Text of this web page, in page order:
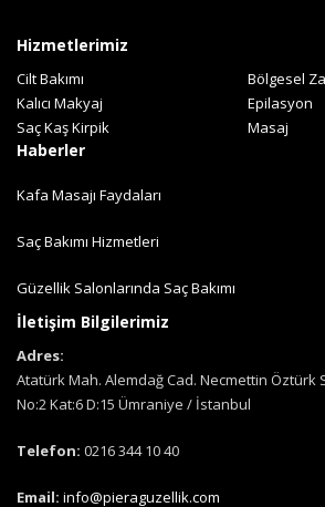
Hizmetlerimiz
Cilt Bakımı
Bölgesel
Kalıcı Makyaj
Epilasyon
Saç Kaş Kirpik
Masaj
Haberler
Kafa Masajı Faydaları
Saç Bakımı Hizmetleri
Güzellik Salonlarında Saç Bakımı
İletişim Bilgilerimiz
Adres:
Atatürk Mah. Alemdağ Cad. Necmettin Öztürk
No:2 Kat:6 D:15 Ümraniye / İstanbul
Telefon: 0216 344 10 40
Email: info@pieraguzellik.com